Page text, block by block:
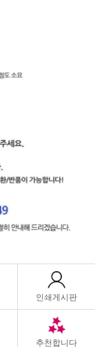
인쇄게시판
추천합니다